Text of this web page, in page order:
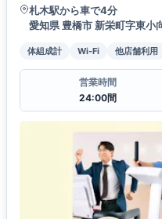
札木駅から車で4分
愛知県 豊橋市 新栄町字東小
体組成計 Wi-Fi 他店舗利用
営業時間
24:00間